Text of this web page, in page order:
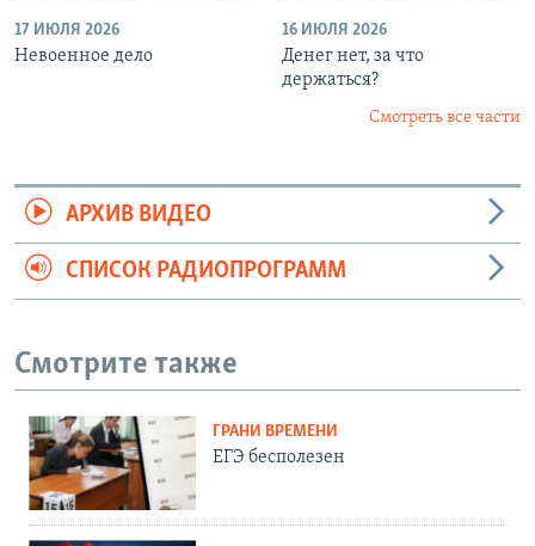
17 ИЮЛЯ 2026
Невоенное дело
16 ИЮЛЯ 2026
Денег нет, за что
держаться?
Смотреть все части
АРХИВ ВИДЕО
СПИСОК РАДИОПРОГРАММ
Смотрите также
ГРАНИ ВРЕМЕНИ
ЕГЭ бесполезен